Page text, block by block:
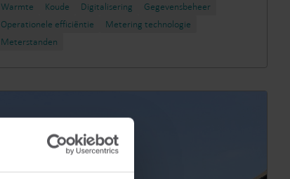
Warmte Koude Digitalisering
Gegevensbeheer
Operationele efficiëntie
Metering technologie
Meterstanden​